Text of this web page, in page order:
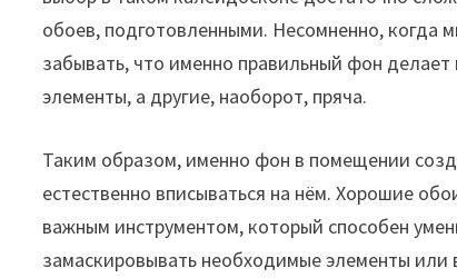
обоев, подготовленными. Несомненно, когда
забывать, что именно правильный фон
элементы, а другие, наоборот, пряча.
Таким образом, именно фон в помещении
естественно вписываться на нём. Хорошие
важным инструментом, который способен
замаскировывать необходимые элементы